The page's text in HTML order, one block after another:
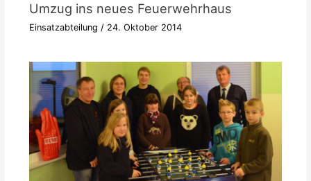
Umzug ins neues Feuerwehrhaus
Einsatzabteilung / 24. Oktober 2014